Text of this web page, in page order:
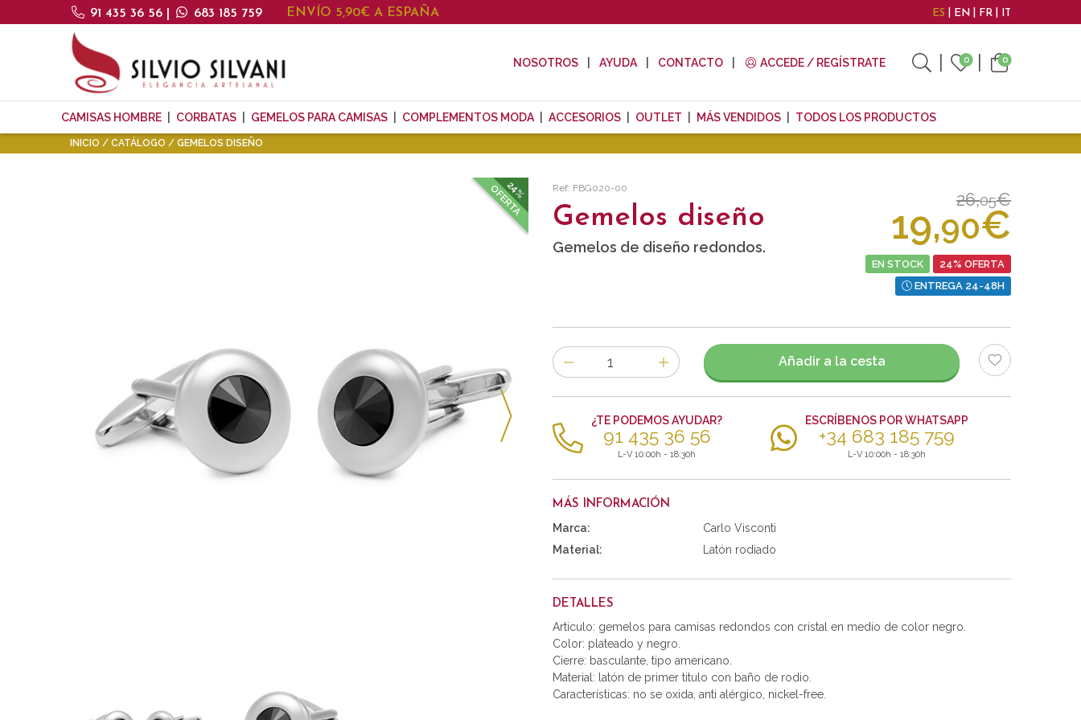
91 435 36 56 683 185 759 ENVÍO 5,90€ A ESPAÑA ES EN FR IT
NOSOTROS AYUDA CONTACTO ACCEDE / REGÍSTRATE 0 0
CAMISAS HOMBRE CORBATAS GEMELOS PARA CAMISAS COMPLEMENTOS MODA ACCESORIOS OUTLET MÁS VENDIDOS TODOS LOS PRODUCTOS
INICIO CATÁLOGO GEMELOS DISEÑO
24%
OFERTA Ref: FBG020-00
Gemelos diseño
Gemelos de diseño redondos.
26,05€
19,90€
EN STOCK
24% OFERTA
ENTREGA 24-48H
Número
de
artículos
Añadir a la cesta
¿TE PODEMOS AYUDAR?
91 435 36 56
L-V 10:00h - 18:30h
ESCRÍBENOS POR WHATSAPP
+34 683 185 759
L-V 10:00h - 18:30h
MÁS INFORMACIÓN
Marca:
Carlo Visconti
Material:
Latón rodiado
DETALLES
Articulo: gemelos para camisas redondos con cristal en medio de color negro.
Color: plateado y negro.
Cierre: basculante, tipo americano.
Material: latón de primer titulo con baño de rodio.
Características: no se oxida, anti alérgico, nickel-free.